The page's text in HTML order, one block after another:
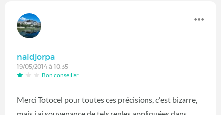
naldjorpa
19/05/2014 à 10:35
Bon conseiller
Merci Totocel pour toutes ces précisions, c'est bizarre,